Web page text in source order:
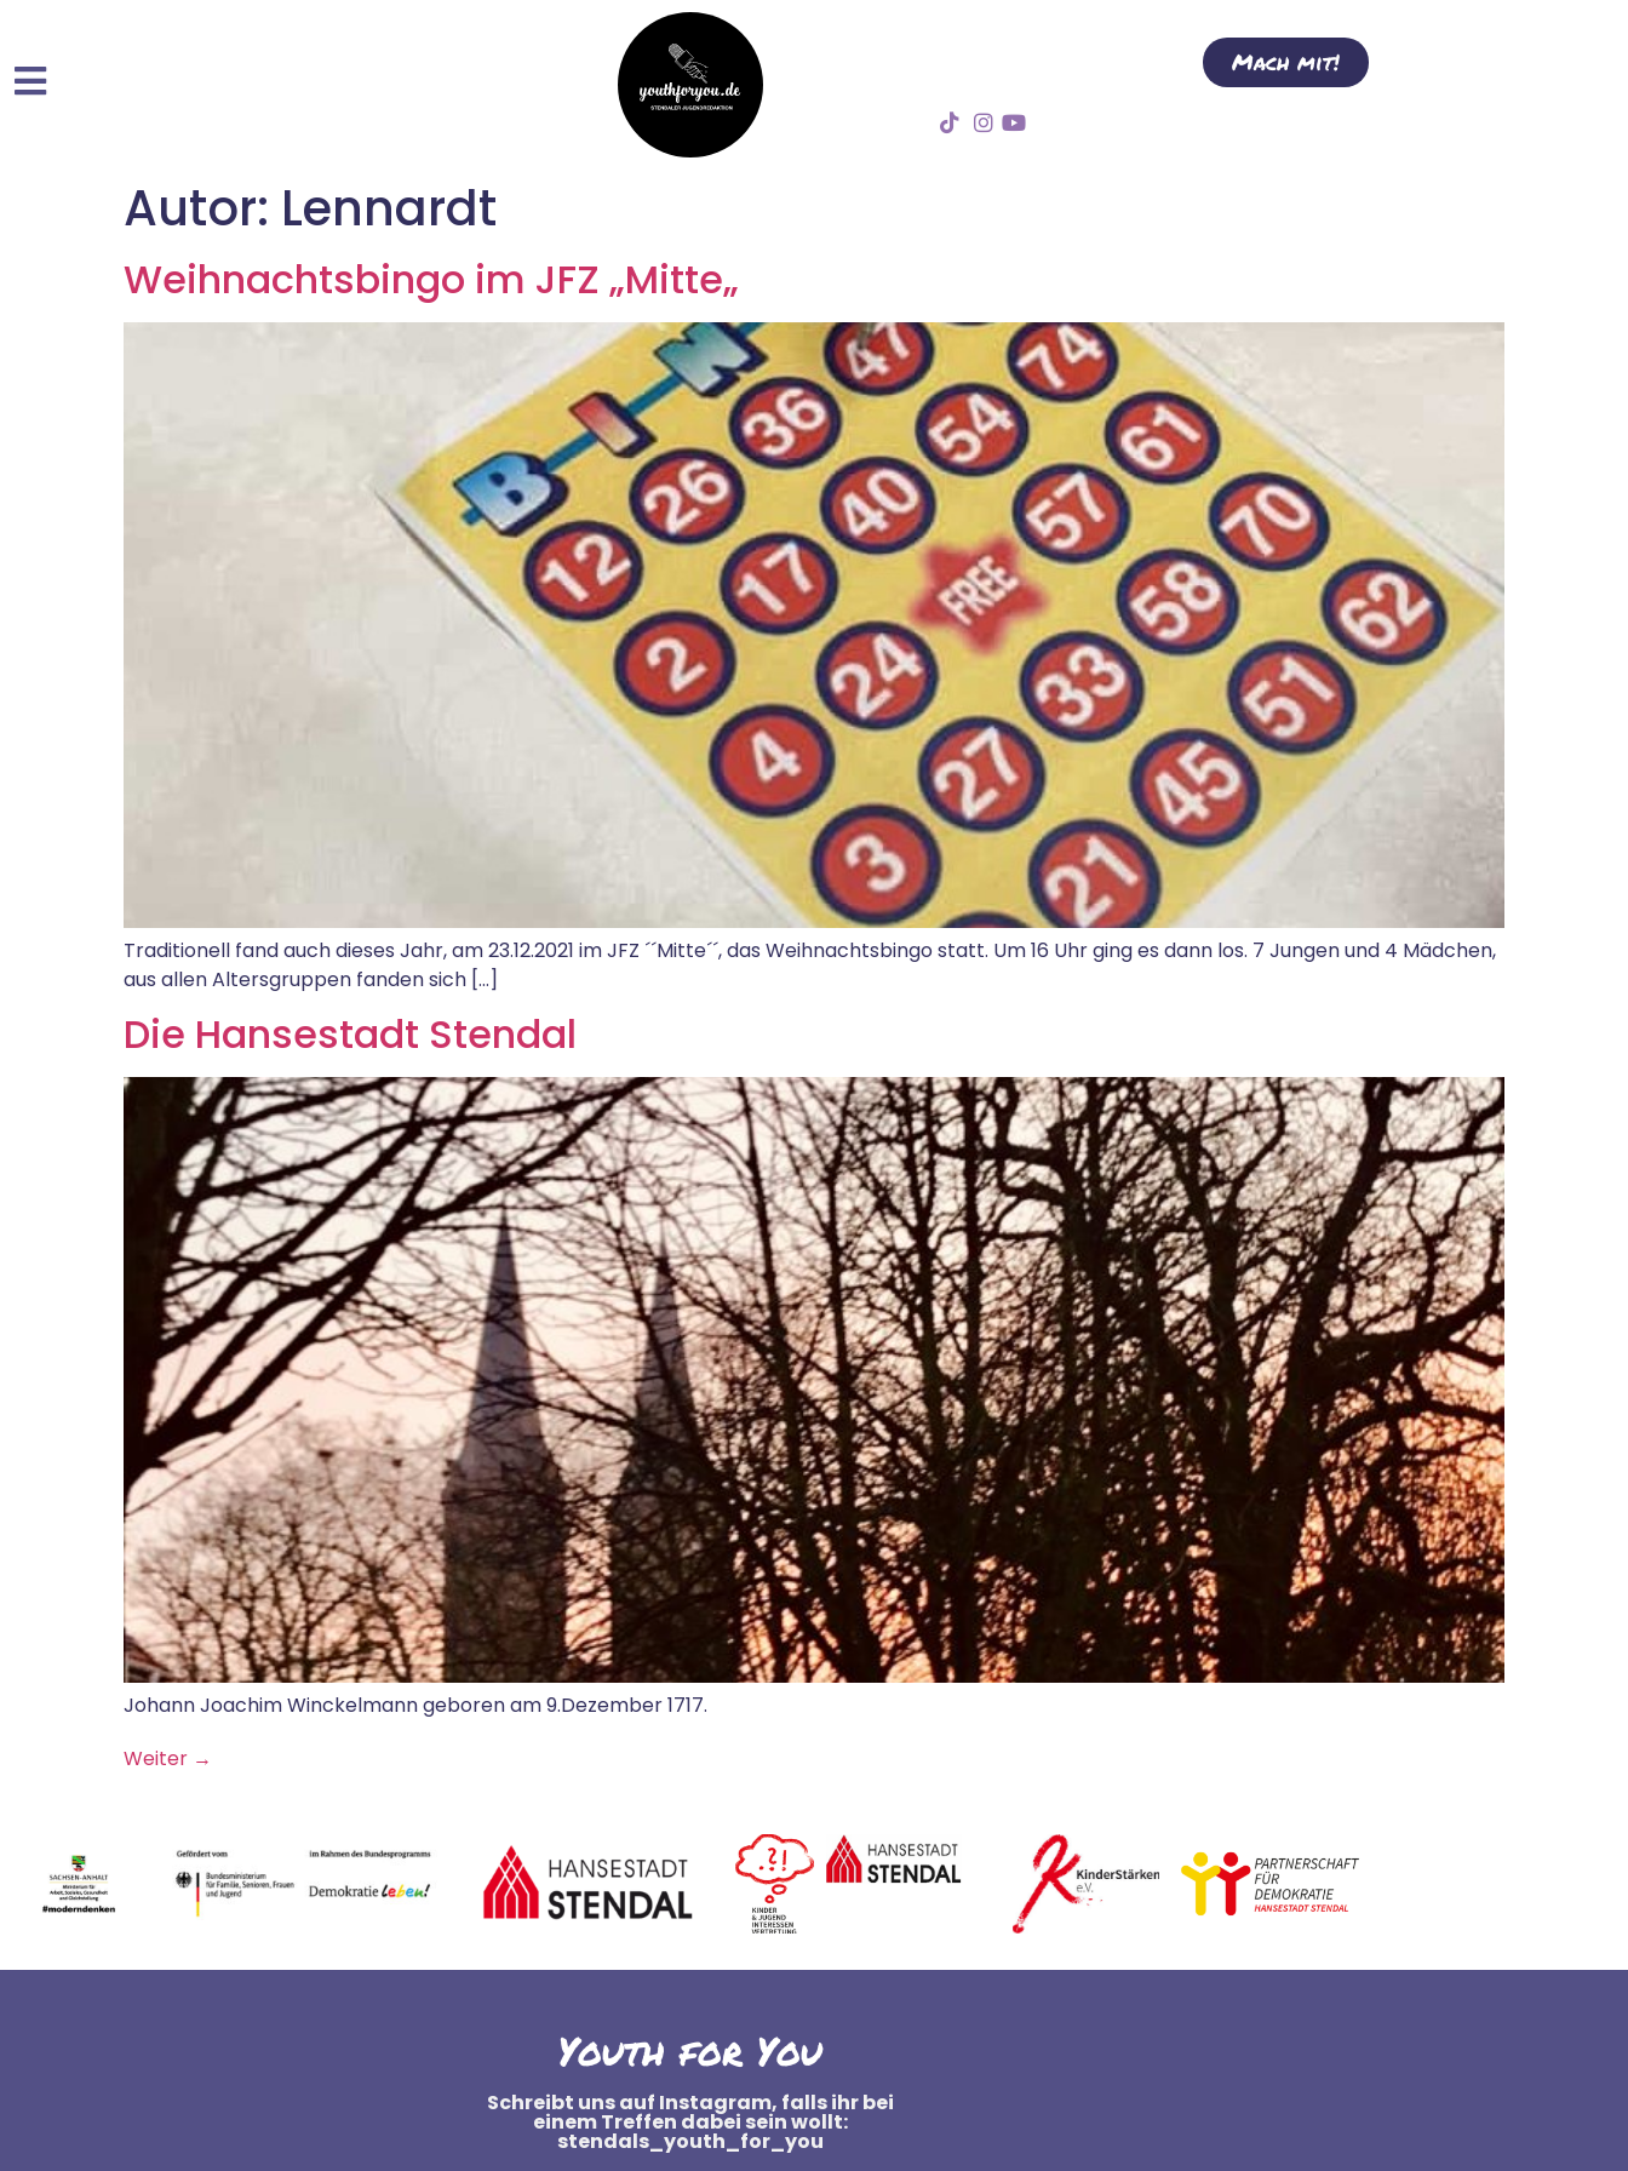
Mach mit!
Autor: Lennardt
Weihnachtsbingo im JFZ „Mitte„
Traditionell fand auch dieses Jahr, am 23.12.2021 im JFZ ´´Mitte´´, das Weihnachtsbingo statt. Um 16 Uhr ging es dann los. 7 Jungen und 4 Mädchen,
aus allen Altersgruppen fanden sich […]
Die Hansestadt Stendal
Johann Joachim Winckelmann geboren am 9.Dezember 1717.
Weiter →
Youth for You
Schreibt uns auf Instagram, falls ihr bei
einem Treffen dabei sein wollt:
stendals_youth_for_you